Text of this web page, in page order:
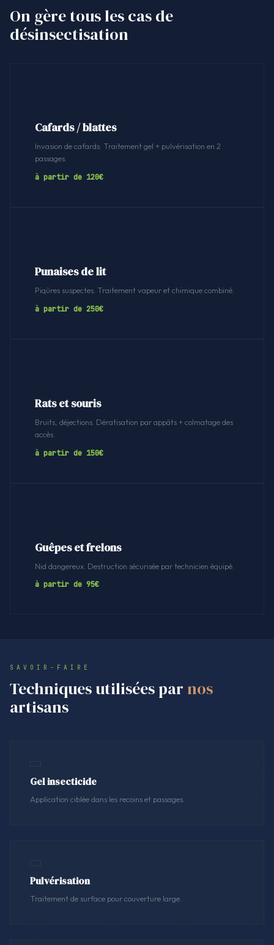
On gère tous les cas de
désinsectisation
Cafards / blattes
Invasion de cafards. Traitement gel + pulvérisation en 2
passages.
à partir de 120€
Punaises de lit
Piqûres suspectes. Traitement vapeur et chimique combiné.
à partir de 250€
Rats et souris
Bruits, déjections. Dératisation par appâts + colmatage des
accès.
à partir de 150€
Guêpes et frelons
Nid dangereux. Destruction sécurisée par technicien équipé.
à partir de 95€
SAVOIR-FAIRE
Techniques utilisées par nos
artisans
Gel insecticide
Application ciblée dans les recoins et passages.
Pulvérisation
Traitement de surface pour couverture large.